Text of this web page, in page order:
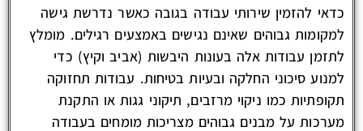
כדאי להזמין שירותי עבודה בגובה כאשר נדרשת גישה
למקומות גבוהים שאינם נגישים באמצעים רגילים. מומלץ
לתזמן עבודות אלה בעונות היבשות (אביב וקיץ) כדי
למנוע סיכוני החלקה ובעיות בטיחות. עבודות תחזוקה
תקופתיות כמו ניקוי מרזבים, תיקוני גגות או התקנת
מערכות על מבנים גבוהים מצריכות מומחים בעבודה